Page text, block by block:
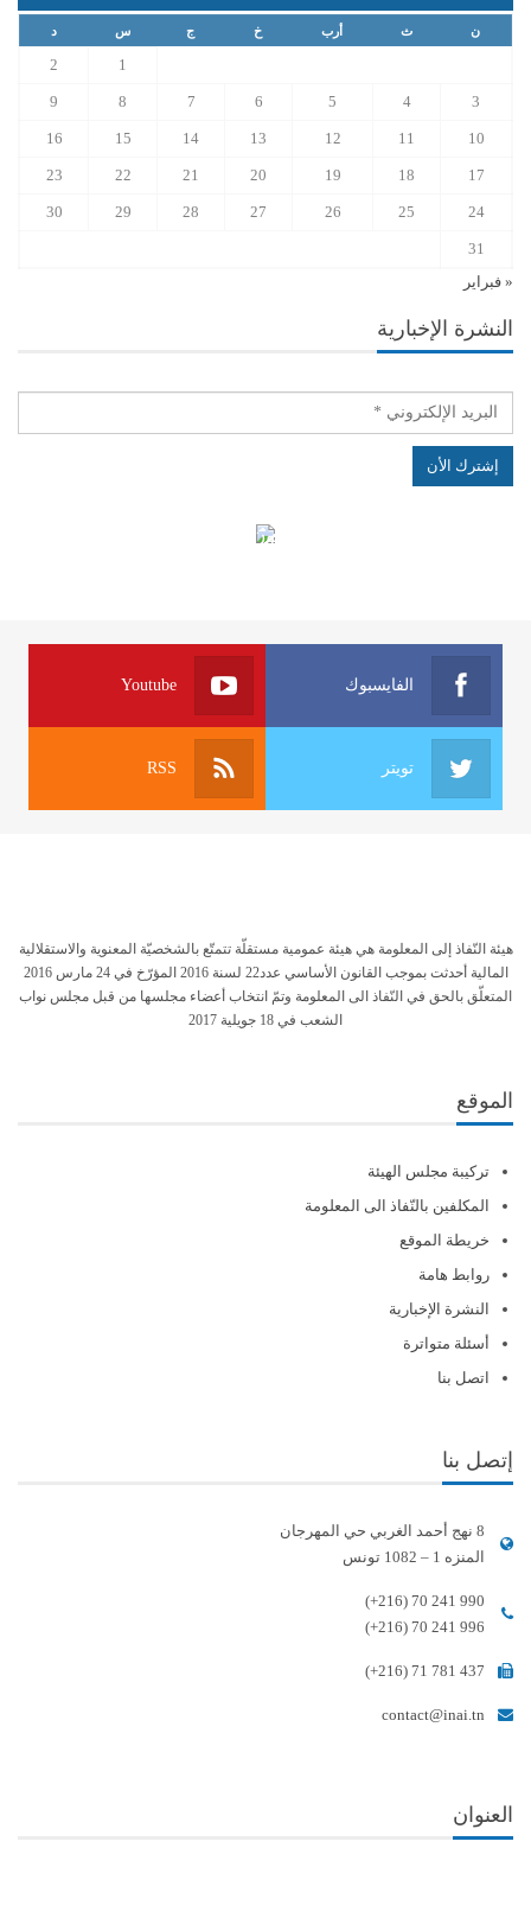
ن ث أرب خ ج س د
1
2
3
4
5
6
7
8
9
10
11
12
13
14
15
16
17
18
19
20
21
22
23
24
25
26
27
28
29
30
31
« فبراير
النشرة الإخبارية
الهياكل الخاضعة لقانون النفاذ إلى المعلومة
الفايسبوك Youtube
تويتر RSS
هيئة النّفاذ إلى المعلومة هي هيئة عمومية مستقلّة تتمتّع بالشخصيّة المعنوية والاستقلالية
المالية أحدثت بموجب القانون الأساسي عدد22 لسنة 2016 المؤرّخ في 24 مارس 2016
المتعلّق بالحق في النّفاذ الى المعلومة وتمّ انتخاب أعضاء مجلسها من قبل مجلس نواب
الشعب في 18 جويلية 2017
الموقع
تركيبة مجلس الهيئة
المكلفين بالنّفاذ الى المعلومة
خريطة الموقع
روابط هامة
النشرة الإخبارية
أسئلة متواترة
اتصل بنا
إتصل بنا
8 نهج أحمد الغربي حي المهرجان
المنزه 1 – 1082 تونس
(+216) 70 241 990
(+216) 70 241 996
(+216) 71 781 437
contact@inai.tn
العنوان